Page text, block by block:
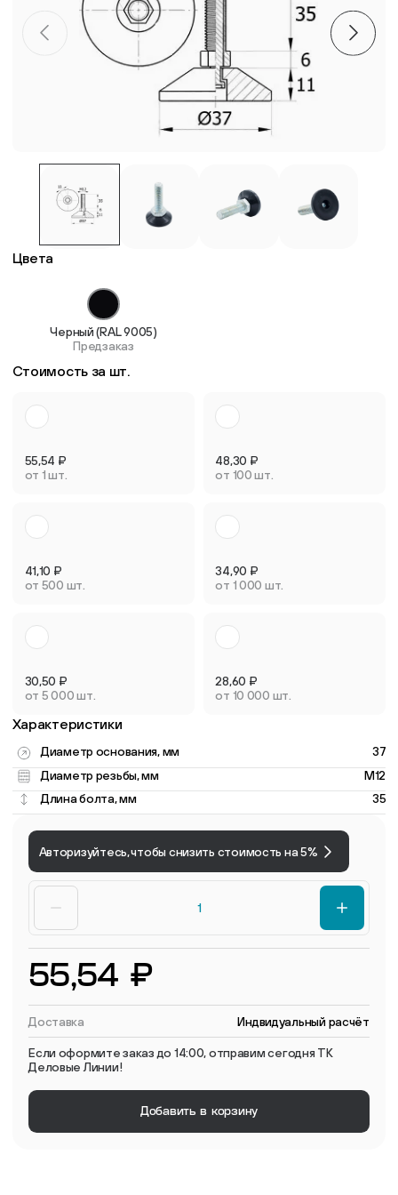
Цвета
Черный (RAL 9005)
Предзаказ
Стоимость за шт.
55,54 ₽
от 1 шт.
48,30 ₽
от 100 шт.
41,10 ₽
от 500 шт.
34,90 ₽
от 1 000 шт.
30,50 ₽
от 5 000 шт.
28,60 ₽
от 10 000 шт.
Характеристики
Диаметр основания, мм
37
Диаметр резьбы, мм
M12
Длина болта, мм
35
Авторизуйтесь, чтобы снизить стоимость на 5%
55,54 ₽
Доставка Индвидуальный расчёт
Если оформите заказ до 14:00, отправим сегодня ТК
Деловые Линии!
Добавить в корзину
Пластиковые столешницы для школьных парт
Комплектующие для мебели
Система выравнивания плитки
Дюбель